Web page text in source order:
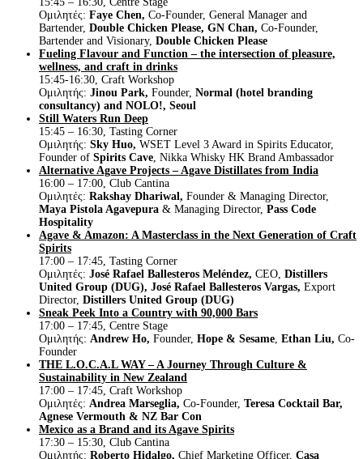
Ομιλητές: Faye Chen, Co-Founder, General Manager and
Bartender, Double Chicken Please, GN Chan, Co-Founder,
Bartender and Visionary, Double Chicken Please
Fueling Flavour and Function – the intersection of pleasure,
wellness, and craft in drinks
15:45-16:30, Craft Workshop
Ομιλητής: Jinou Park, Founder, Normal (hotel branding
consultancy) and NOLO!, Seoul
Still Waters Run Deep
15:45 – 16:30, Tasting Corner
Ομιλητής: Sky Huo, WSET Level 3 Award in Spirits Educator,
Founder of Spirits Cave , Nikka Whisky HK Brand Ambassador
Alternative Agave Projects – Agave Distillates from India
16:00 – 17:00, Club Cantina
Ομιλητές: Rakshay Dhariwal, Founder & Managing Director,
Maya Pistola Agavepura & Managing Director, Pass Code
Hospitality
Agave & Amazon: A Masterclass in the Next Generation of Craft
Spirits
17:00 – 17:45, Tasting Corner
Ομιλητές: José Rafael Ballesteros Meléndez, CEO, Distillers
United Group (DUG), José Rafael Ballesteros Vargas, Export
Director, Distillers United Group (DUG)
Sneak Peek Into a Country with 90,000 Bars
17:00 – 17:45, Centre Stage
Ομιλητής: Andrew Ho, Founder, Hope & Sesame Ethan Liu, Co-
Founder
THE L.O.C.A.L WAY – A Journey Through Culture &
Sustainability in New Zealand
17:00 – 17:45, Craft Workshop
Ομιλητές: Andrea Marseglia, Co-Founder, Teresa Cocktail Bar,
Agnese Vermouth & NZ Bar Con
Mexico as a Brand and its Agave Spirits
17:30 – 15:30, Club Cantina
Ομιλητής: Roberto Hidalgo, Chief Marketing Officer, Casa